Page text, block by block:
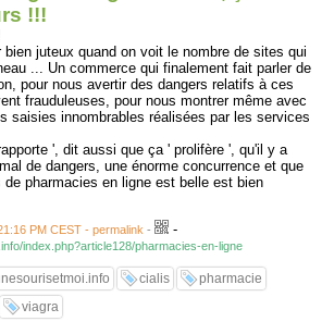
!!!
bien juteux quand on voit le nombre de sites qui
... Un commerce qui finalement fait parler de
pour nous avertir des dangers relatifs à ces
frauduleuses, pour nous montrer même avec
saisies innombrables réalisées par les services
', dit aussi que ça ' prolifère ', qu'il y a
de dangers, une énorme concurrence et que
pharmacies en ligne est belle est bien
PM CEST - permalink - -
index.php?article128/pharmacies-en-ligne
cialis
pharmacie
viagra